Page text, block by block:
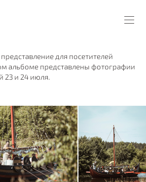
для посетителей
альбоме представлены фотографии
23 и 24 июля.